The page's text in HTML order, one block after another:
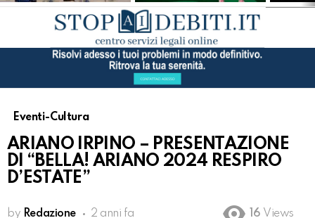
Eventi-Cultura
ARIANO IRPINO – PRESENTAZIONE
DI “BELLA! ARIANO 2024 RESPIRO
D’ESTATE”
by Redazione 2 anni fa 16 Views